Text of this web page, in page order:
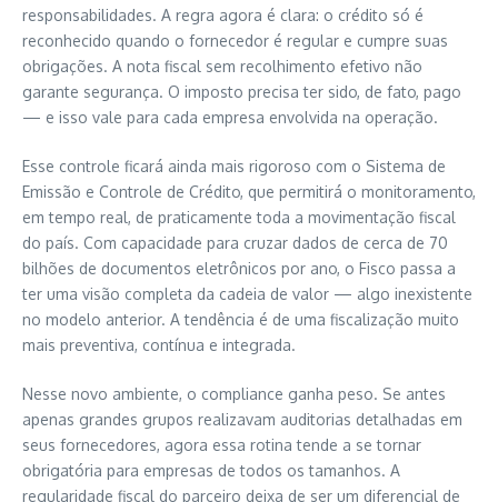
responsabilidades. A regra agora é clara: o crédito só é
reconhecido quando o fornecedor é regular e cumpre suas
obrigações. A nota fiscal sem recolhimento efetivo não
garante segurança. O imposto precisa ter sido, de fato, pago
— e isso vale para cada empresa envolvida na operação.
Esse controle ficará ainda mais rigoroso com o Sistema de
Emissão e Controle de Crédito, que permitirá o monitoramento,
em tempo real, de praticamente toda a movimentação fiscal
do país. Com capacidade para cruzar dados de cerca de 70
bilhões de documentos eletrônicos por ano, o Fisco passa a
ter uma visão completa da cadeia de valor — algo inexistente
no modelo anterior. A tendência é de uma fiscalização muito
mais preventiva, contínua e integrada.
Nesse novo ambiente, o compliance ganha peso. Se antes
apenas grandes grupos realizavam auditorias detalhadas em
seus fornecedores, agora essa rotina tende a se tornar
obrigatória para empresas de todos os tamanhos. A
regularidade fiscal do parceiro deixa de ser um diferencial de